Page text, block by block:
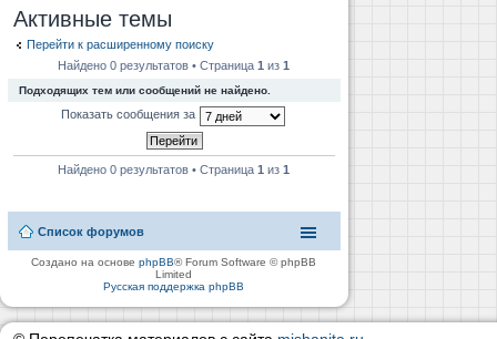
Активные темы
Перейти к расширенному поиску
Найдено 0 результатов • Страница1 из1
Подходящих тем или сообщений не найдено.
Показать сообщения за
Найдено 0 результатов • Страница1 из1
Список форумов
Создано на основеphpBB® Forum Software © phpBB
Limited
Русская поддержка phpBB